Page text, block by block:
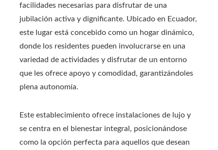
facilidades necesarias para disfrutar de una
jubilación activa y dignificante. Ubicado en Ecuador,
este lugar está concebido como un hogar dinámico,
donde los residentes pueden involucrarse en una
variedad de actividades y disfrutar de un entorno
que les ofrece apoyo y comodidad, garantizándoles
plena autonomía.
Este establecimiento ofrece instalaciones de lujo y
se centra en el bienestar integral, posicionándose
como la opción perfecta para aquellos que desean